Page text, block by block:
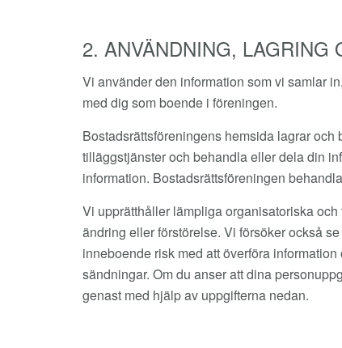
2. ANVÄNDNING, LAGRING
Vi använder den information som vi samlar
med dig som boende i föreningen.
Bostadsrättsföreningens hemsida lagrar
tilläggstjänster och behandla eller dela din
information. Bostadsrättsföreningen
Vi upprätthåller lämpliga organisatoriska
ändring eller förstörelse. Vi försöker också
inneboende risk med att överföra
sändningar. Om du anser att dina
genast med hjälp av uppgifterna nedan.